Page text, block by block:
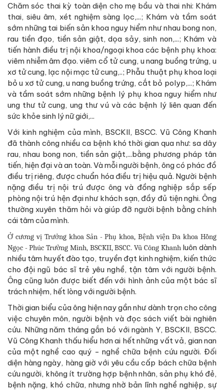
Chăm sóc thai kỳ toàn diện cho mẹ bầu và thai nhi: Khám
thai, siêu âm, xét nghiệm sàng lọc,...; Khám và tầm soát
sớm những tai biến sản khoa nguy hiểm như nhau bong non,
rau tiền đạo, tiền sản giật, dọa sảy, sinh non,...; Khám và
tiến hành điều trị nội khoa/ngoại khoa các bệnh phụ khoa:
viêm nhiễm âm đạo. viêm cổ tử cung, u nang buồng trứng, u
xơ tử cung, lạc nội mạc tử cung,..; Phẫu thuật phụ khoa loại
bỏ u xơ tử cung, u nang buồng trứng, cắt bỏ polyp,...; Khám
và tầm soát sớm những bệnh lý phụ khoa nguy hiểm như
ung thư tử cung, ung thư vú và các bệnh lý liên quan đến
sức khỏe sinh lý nữ giới,...
Với kinh nghiệm của mình, BSCKII, BSCC. Vũ Công Khanh
đã thành công nhiều ca bệnh khó thời gian qua như: sa dây
rau, nhau bong non, tiền sản giật,...bằng phương pháp tân
tiến, hiện đại và an toàn. Và mỗi người bệnh, ông có phác đồ
điều trị riêng, được chuẩn hóa điều trị hiệu quả. Người bệnh
nặng điều trị nội trú được ông và đồng nghiệp sắp sếp
phòng nội trú hện đại như khách sạn, đầy đủ tiện nghi. Ông
thường xuyên thăm hỏi và giúp đỡ người bệnh bằng chính
cái tâm của mình.
Ở cương vị Trưởng khoa Sản - Phụ khoa, Bệnh viện Đa khoa Hồng
Ngọc - Phúc Trường Minh, BSCKII, BSCC. Vũ Công Khanh luôn dành
nhiều tâm huyết đào tạo, truyền đạt kinh nghiệm, kiến thức
cho đội ngũ bác sĩ trẻ yêu nghề, tận tâm với người bệnh.
Ông cũng luôn được biết đến với hình ảnh của một bác sĩ
trách nhiệm, hết lòng với người bệnh.
Thời gian biểu của ông hiện nay gần như dành trọn cho công
việc chuyên môn, người bệnh và đọc sách viết bài nghiên
cứu. Những năm tháng gắn bó với ngành Y, BSCKII, BSCC.
Vũ Công Khanh thấu hiểu hơn ai hết những vất vả, gian nan
của một nghề cao quý - nghề chữa bệnh cứu người. Đối
diện hàng ngày, hàng giờ với yêu cầu cấp bách chữa bệnh
cứu người, không ít trường hợp bệnh nhân, sản phụ khó đẻ,
bệnh nặng, khó chữa, nhưng nhờ bản lĩnh nghề nghiệp, sự